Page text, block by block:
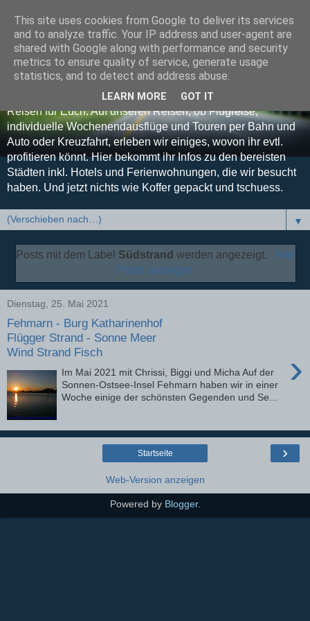
Koffer gepackt und
tschuess
Euer Reise-Blog - Unsere Erfahrungen, Tipps und Tricks auf
Reisen für Euch. Auf unseren Reisen, ob Flugreise,
individuelle Wochenendausflüge und Touren per Bahn und
Auto oder Kreuzfahrt, erleben wir einiges, wovon ihr evtl.
profitieren könnt. Hier bekommt ihr Infos zu den bereisten
Städten inkl. Hotels und Ferienwohnungen, die wir besucht
haben. Und jetzt nichts wie Koffer gepackt und tschuess.
▼
Posts mit dem Label Südstrand werden angezeigt.
Alle
Posts anzeigen
Dienstag, 25. Mai 2021
Fehmarn - Burg Katharinenhof
Flügger Strand - Sonne Meer
Wind Strand Fisch
›
Im Mai 2021 mit Chrissi, Biggi und Micha Auf der
Sonnen-Ostsee-Insel Fehmarn haben wir in einer
Woche einige der schönsten Gegenden und Se...
›
Startseite
Web-Version anzeigen
Powered by Blogger.
This site uses cookies from Google to deliver its services
and to analyze traffic. Your IP address and user-agent are
shared with Google along with performance and security
metrics to ensure quality of service, generate usage
statistics, and to detect and address abuse.
LEARN MORE GOT IT